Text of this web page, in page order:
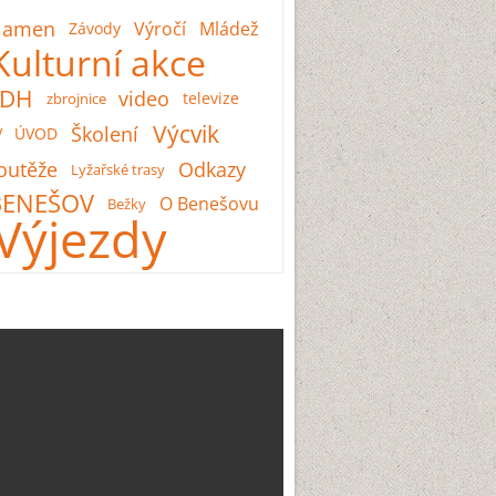
Závody Výročí Mládež
akce
zbrojnice video
televize
ÚVOD Školení Výcvik
Lyžařské trasy Odkazy
Bežky O Benešovu